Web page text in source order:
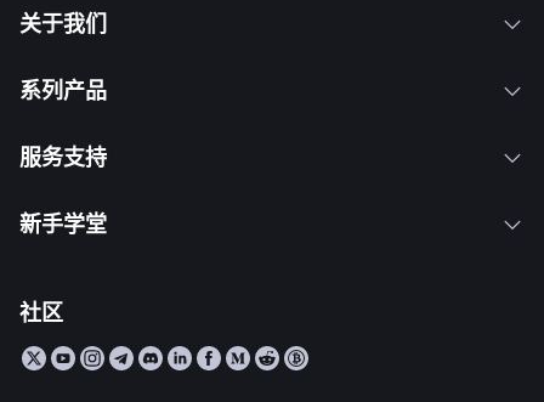
关于我们
系列产品
服务支持
新手学堂
社区